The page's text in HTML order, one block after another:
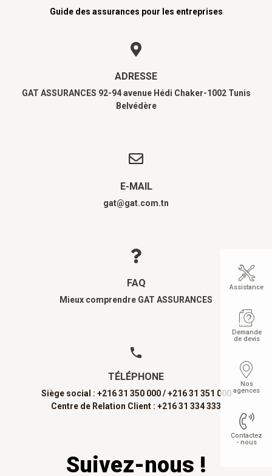
Guide des assurances pour les entreprises
ADRESSE
GAT ASSURANCES 92-94 avenue Hédi Chaker-1002 Tunis
Belvédère
E-MAIL
gat@gat.com.tn
FAQ
Mieux comprendre GAT ASSURANCES
TÉLÉPHONE
Siège social : +216 31 350 000 / +216 31 351 000
Centre de Relation Client : +216 31 334 333
Suivez-nous !
Assistance
Demande
de devis
Nos
agences
Contactez
- nous